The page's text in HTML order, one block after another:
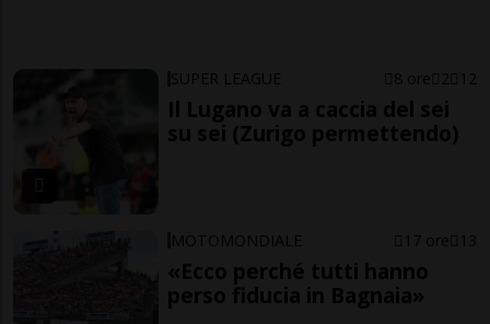
SUPER LEAGUE 8 ore 2 12
Il Lugano va a caccia del sei
su sei (Zurigo permettendo)
MOTOMONDIALE 17 ore 13
«Ecco perché tutti hanno
perso fiducia in Bagnaia»